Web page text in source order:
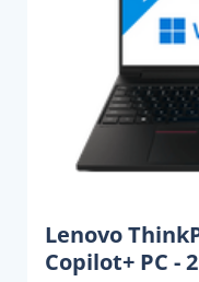
Lenovo
Copilot+ PC -